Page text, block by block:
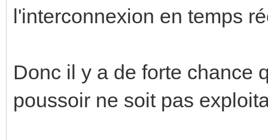
l'interconnexion en temps
Donc il y a de forte chance
poussoir ne soit pas